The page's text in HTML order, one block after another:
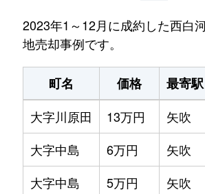
2023年1～12月に成約した西白
地売却事例です。
町名 価格 最寄駅
大字川原田
13万円 矢吹
大字中島
6万円 矢吹
大字中島
5万円 矢吹